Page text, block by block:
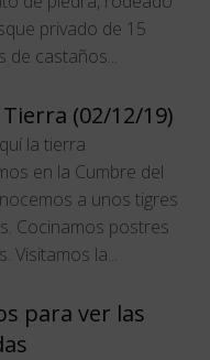
privado de 15
de castaños...
(02/12/19)
la tierra
en la Cumbre del
a unos tigres
Cocinamos postres
Visitamos la...
para ver las